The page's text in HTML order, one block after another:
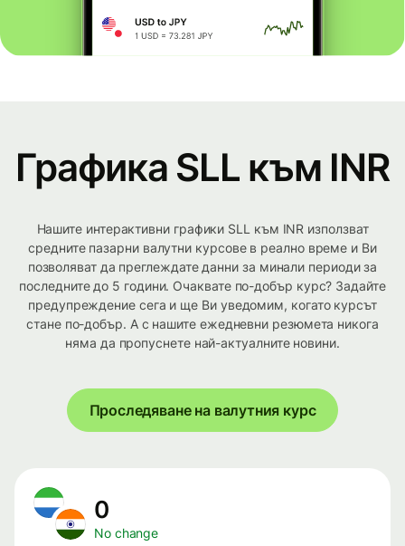
Графика SLL към INR
Нашите интерактивни графики SLL към INR използват
средните пазарни валутни курсове в реално време и Ви
позволяват да преглеждате данни за минали периоди за
последните до 5 години. Очаквате по-добър курс? Задайте
предупреждение сега и ще Ви уведомим, когато курсът
стане по-добър. А с нашите ежедневни резюмета никога
няма да пропуснете най-актуалните новини.
Проследяване на валутния курс
0
No change